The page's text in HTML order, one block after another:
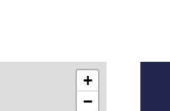
+
−